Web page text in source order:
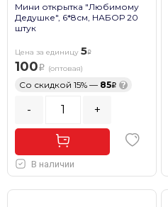
Мини открытка "Любимому
Дедушке", 6*8см, НАБОР 20
штук
Цена за единицу 5
100 (оптовая)
Со скидкой 15% — 85 ?
- +
В наличии